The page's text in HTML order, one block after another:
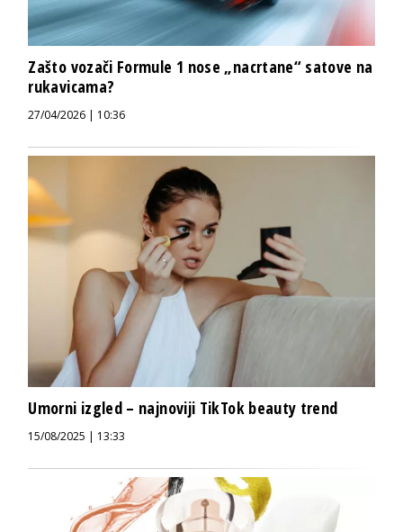
Zašto vozači Formule 1 nose „nacrtane“ satove na
rukavicama?
27/04/2026 | 10:36
Umorni izgled – najnoviji TikTok beauty trend
15/08/2025 | 13:33